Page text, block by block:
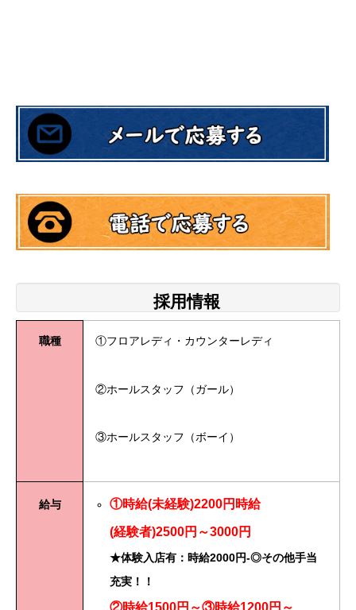
採用情報
職種 ①フロアレディ・カウンターレディ
②ホールスタッフ（ガール）
③ホールスタッフ（ボーイ）
給与 ①時給(未経験)2200円 時給
(経験者)2500円～3000円
★体験入店有：時給2000円-◎その他手当
充実！！
②時給1500円～③時給1200円～